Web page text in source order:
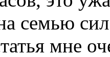
семью сил
мне